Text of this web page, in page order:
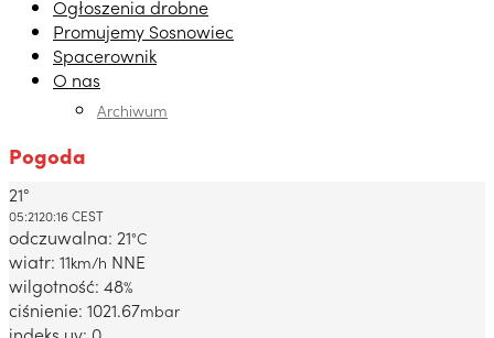
Ogłoszenia drobne
Promujemy Sosnowiec
Spacerownik
O nas
Archiwum
Pogoda
Dabrowa Gornicza, PL
21°
05:2120:16 CEST
odczuwalna: 21°C
wiatr: 11km/h NNE
wilgotność: 48%
ciśnienie: 1021.67mbar